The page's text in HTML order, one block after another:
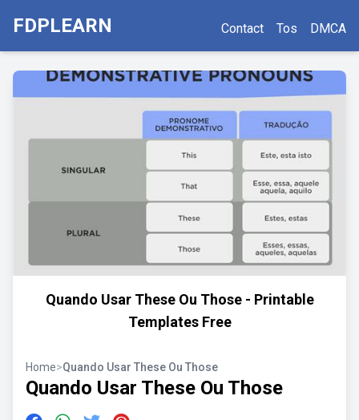
FDPLEARN Contact Tos DMCA
Quando Usar These Ou Those - Printable
Templates Free
Home>Quando Usar These Ou Those
Quando Usar These Ou Those